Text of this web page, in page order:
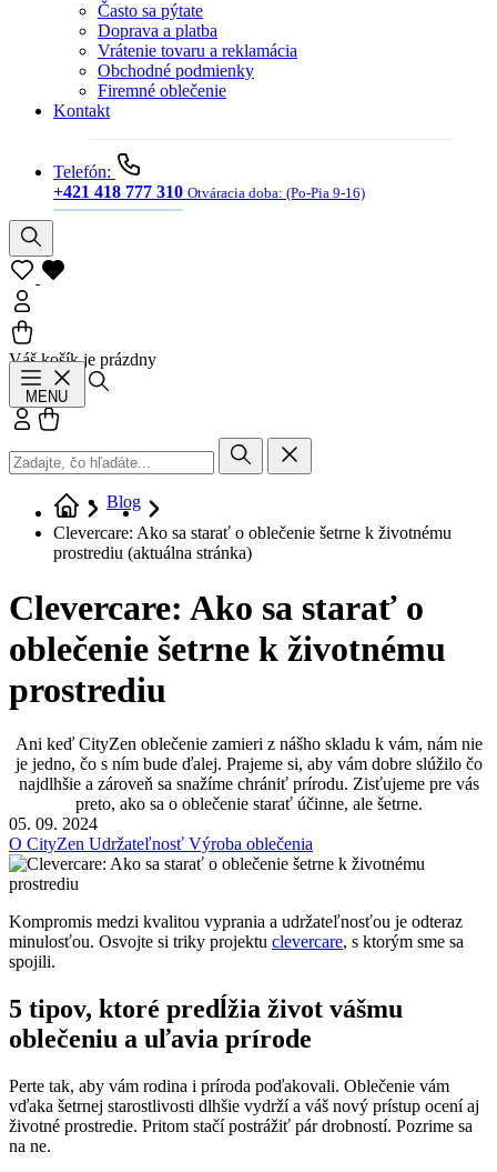
Často sa pýtate
Doprava a platba
Vrátenie tovaru a reklamácia
Obchodné podmienky
Firemné oblečenie
Kontakt
Telefón:
+421 418 777 310 Otváracia doba: (Po-Pia 9-16)
Váš košík je prázdny
MENU
Prihlásiť sa
Blog
Clevercare: Ako sa starať o oblečenie šetrne k životnému
prostrediu (aktuálna stránka)
Clevercare: Ako sa starať o
oblečenie šetrne k životnému
prostrediu
Ani keď CityZen oblečenie zamieri z nášho skladu k vám, nám nie
je jedno, čo s ním bude ďalej. Prajeme si, aby vám dobre slúžilo čo
najdlhšie a zároveň sa snažíme chrániť prírodu. Zisťujeme pre vás
preto, ako sa o oblečenie starať účinne, ale šetrne.
05. 09. 2024
O CityZen Udržateľnosť Výroba oblečenia
Kompromis medzi kvalitou vyprania a udržateľnosťou je odteraz
minulosťou. Osvojte si triky projektu clevercare, s ktorým sme sa
spojili.
5 tipov, ktoré predĺžia život vášmu
oblečeniu a uľavia prírode
Perte tak, aby vám rodina i príroda poďakovali. Oblečenie vám
vďaka šetrnej starostlivosti dlhšie vydrží a váš nový prístup ocení aj
životné prostredie. Pritom stačí postrážiť pár drobností. Pozrime sa
na ne.